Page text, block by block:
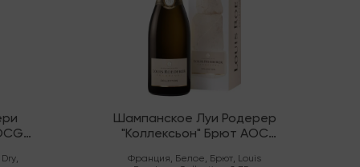
,
Шампанское Луи Родерер
"Коллексьон" Брют AOC
Франция, Белое, Брют, Louis